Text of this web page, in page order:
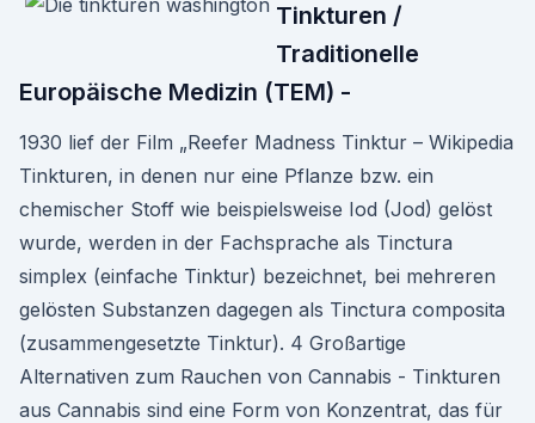
Tinkturen /
Traditionelle
Europäische Medizin (TEM) -
1930 lief der Film „Reefer Madness Tinktur – Wikipedia
Tinkturen, in denen nur eine Pflanze bzw. ein
chemischer Stoff wie beispielsweise Iod (Jod) gelöst
wurde, werden in der Fachsprache als Tinctura
simplex (einfache Tinktur) bezeichnet, bei mehreren
gelösten Substanzen dagegen als Tinctura composita
(zusammengesetzte Tinktur). 4 Großartige
Alternativen zum Rauchen von Cannabis - Tinkturen
aus Cannabis sind eine Form von Konzentrat, das für